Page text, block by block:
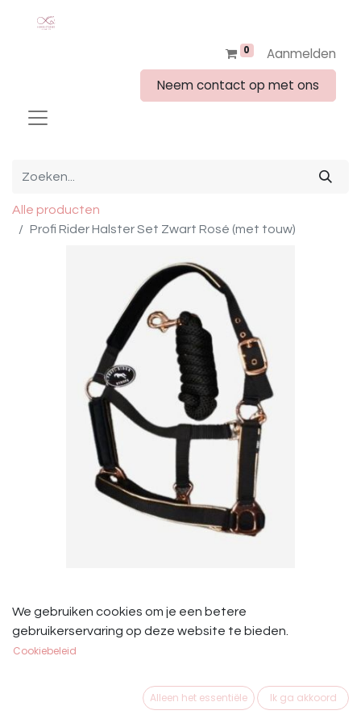
0
Aanmelden
Neem contact op met ons
Alle producten
Profi Rider Halster Set Zwart Rosé (met touw)
Profi Rider Halster Set Zwart Rosé
(met touw)
Profi Rider Halster Set Zwart Rosé
We gebruiken cookies om je een betere
gebruikerservaring op deze website te bieden.
Cookiebeleid
Alleen het essentiële Ik ga akkoord